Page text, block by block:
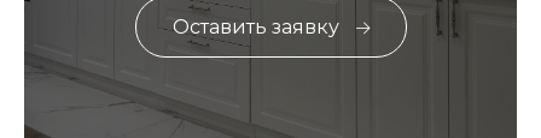
Оставить заявку